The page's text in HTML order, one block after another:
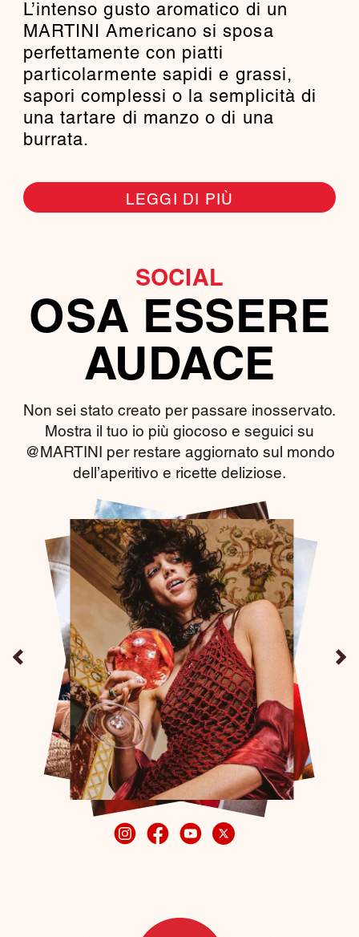
L’intenso gusto aromatico di un
MARTINI Americano si sposa
perfettamente con piatti
particolarmente sapidi e grassi,
sapori complessi o la semplicità di
una tartare di manzo o di una
burrata.
LEGGI DI PIÙ
SOCIAL
OSA ESSERE
AUDACE
Non sei stato creato per passare inosservato.
Mostra il tuo io più giocoso e seguici su
@MARTINI per restare aggiornato sul mondo
dell’aperitivo e ricette deliziose.